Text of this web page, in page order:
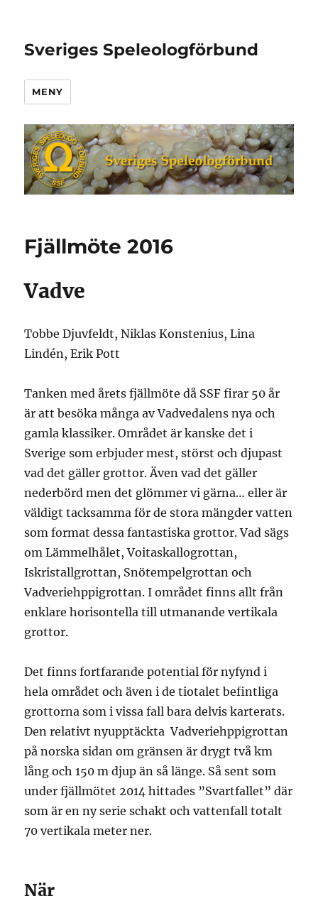
Sveriges Speleologförbund
MENY
Fjällmöte 2016
Vadve
Tobbe Djuvfeldt, Niklas Konstenius, Lina
Lindén, Erik Pott
Tanken med årets fjällmöte då SSF firar 50 år
är att besöka många av Vadvedalens nya och
gamla klassiker. Området är kanske det i
Sverige som erbjuder mest, störst och djupast
vad det gäller grottor. Även vad det gäller
nederbörd men det glömmer vi gärna… eller är
väldigt tacksamma för de stora mängder vatten
som format dessa fantastiska grottor. Vad sägs
om Lämmelhålet, Voitaskallogrottan,
Iskristallgrottan, Snötempelgrottan och
Vadveriehppigrottan. I området finns allt från
enklare horisontella till utmanande vertikala
grottor.
Det finns fortfarande potential för nyfynd i
hela området och även i de tiotalet befintliga
grottorna som i vissa fall bara delvis karterats.
Den relativt nyupptäckta Vadveriehppigrottan
på norska sidan om gränsen är drygt två km
lång och 150 m djup än så länge. Så sent som
under fjällmötet 2014 hittades ”Svartfallet” där
som är en ny serie schakt och vattenfall totalt
70 vertikala meter ner.
När